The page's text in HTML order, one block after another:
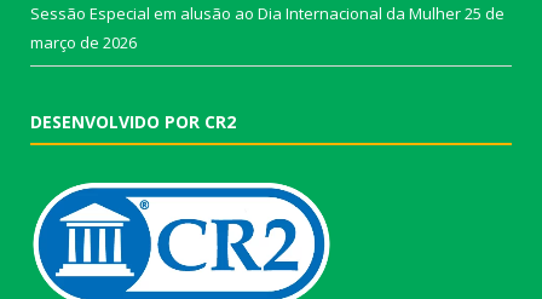
Sessão Especial em alusão ao Dia Internacional da Mulher25 de
março de 2026
DESENVOLVIDO POR CR2